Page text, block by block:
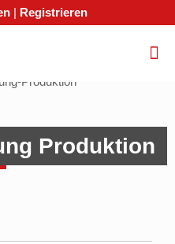
| Registrieren
Produktion